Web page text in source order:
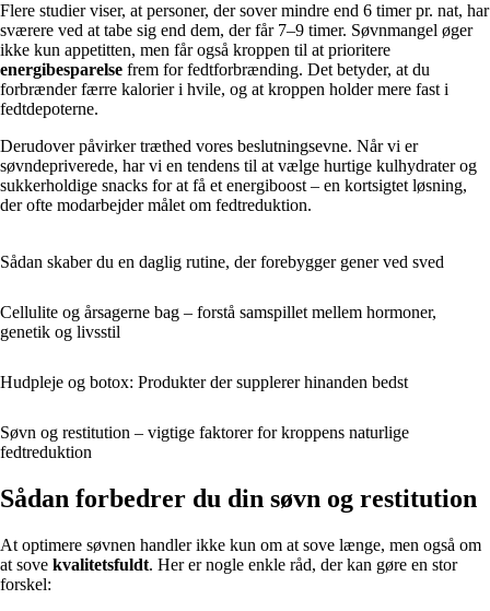
Flere studier viser, at personer, der sover mindre end 6 timer pr. nat, har
sværere ved at tabe sig end dem, der får 7–9 timer. Søvnmangel øger
ikke kun appetitten, men får også kroppen til at prioritere
energibesparelse frem for fedtforbrænding. Det betyder, at du
forbrænder færre kalorier i hvile, og at kroppen holder mere fast i
fedtdepoterne.
Derudover påvirker træthed vores beslutningsevne. Når vi er
søvndepriverede, har vi en tendens til at vælge hurtige kulhydrater og
sukkerholdige snacks for at få et energiboost – en kortsigtet løsning,
der ofte modarbejder målet om fedtreduktion.
Sådan skaber du en daglig rutine, der forebygger gener ved sved
Cellulite og årsagerne bag – forstå samspillet mellem hormoner,
genetik og livsstil
Hudpleje og botox: Produkter der supplerer hinanden bedst
Søvn og restitution – vigtige faktorer for kroppens naturlige
fedtreduktion
Sådan forbedrer du din søvn og restitution
At optimere søvnen handler ikke kun om at sove længe, men også om
at sove kvalitetsfuldt. Her er nogle enkle råd, der kan gøre en stor
forskel: